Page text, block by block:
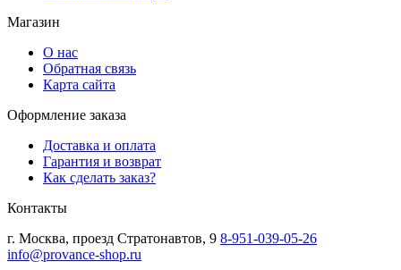
Магазин
О нас
Обратная связь
Карта сайта
Оформление заказа
Доставка и оплата
Гарантия и возврат
Как сделать заказ?
Контакты
г. Москва, проезд Стратонавтов, 9 8-951-039-05-26
info@provance-shop.ru